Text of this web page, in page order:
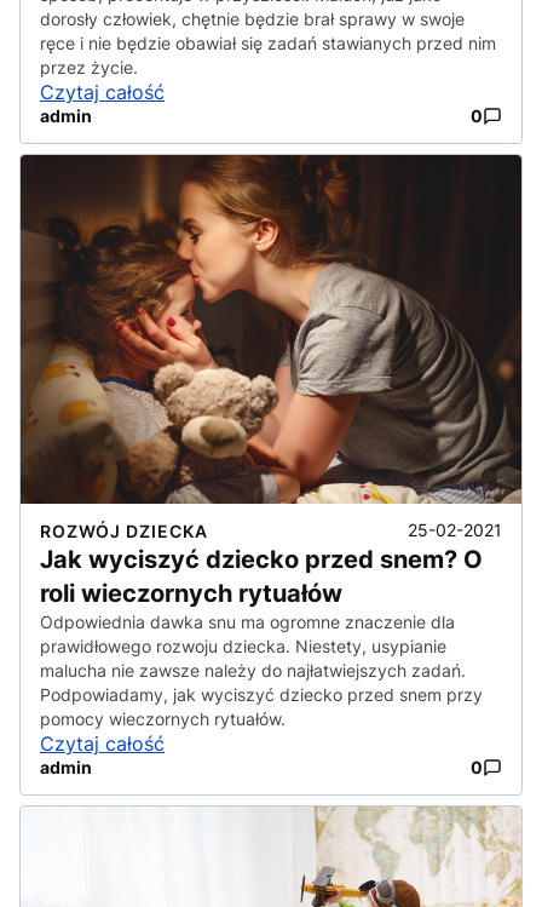
dorosły człowiek, chętnie będzie brał sprawy w swoje
ręce i nie będzie obawiał się zadań stawianych przed nim
przez życie.
Czytaj całość
admin 0
ROZWÓJ DZIECKA 25-02-2021
Jak wyciszyć dziecko przed snem? O
roli wieczornych rytuałów
Odpowiednia dawka snu ma ogromne znaczenie dla
prawidłowego rozwoju dziecka. Niestety, usypianie
malucha nie zawsze należy do najłatwiejszych zadań.
Podpowiadamy, jak wyciszyć dziecko przed snem przy
pomocy wieczornych rytuałów.
Czytaj całość
admin 0